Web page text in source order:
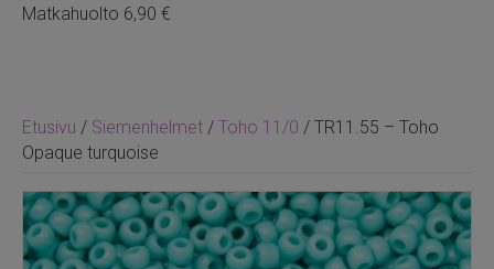
Etusivu / Siemenhelmet / Toho 11/0 / TR11.55 – Toho
Opaque turquoise
Matkahuolto 6,90 €